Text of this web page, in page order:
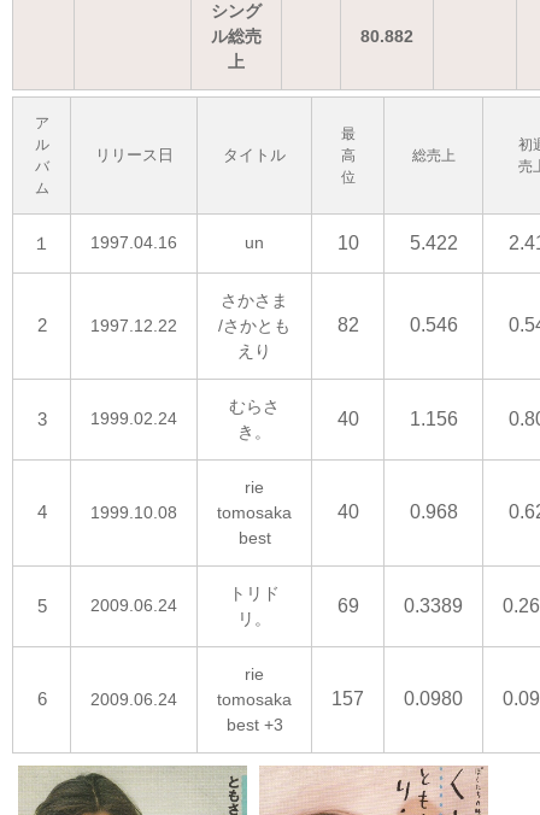
シング
ル総売
上
80.882
ア
ル
バ
ム
リリース日 タイトル
最
高
位
総売上
初
売
１ 1997.04.16 un 10 5.422
2 1997.12.22
さかさま
/さかとも
えり
82 0.546
3 1999.02.24
むらさ
き。
40 1.156
4 1999.10.08
rie
tomosaka
best
40 0.968
5 2009.06.24
トリド
リ。
69 0.3389
6 2009.06.24
rie
tomosaka
best +3
157 0.0980